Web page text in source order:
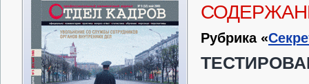
Рубрика «